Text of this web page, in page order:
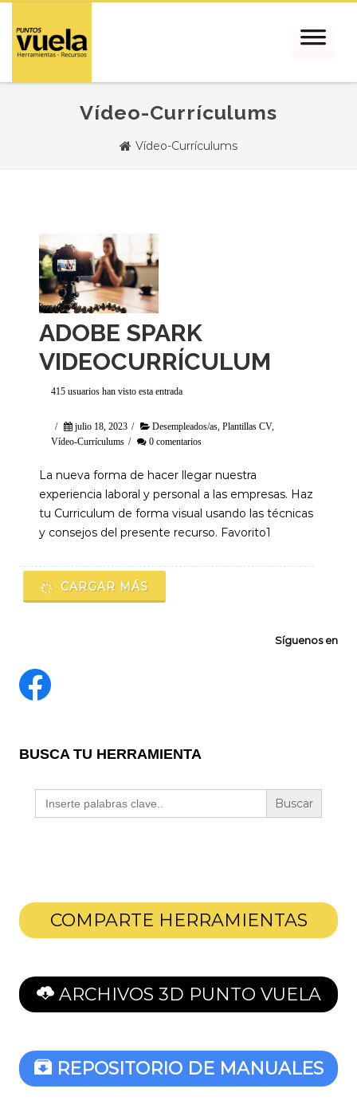
Vídeo-Currículums
Vídeo-Currículums
ADOBE SPARK
VIDEOCURRÍCULUM
415 usuarios han visto esta entrada
/ julio 18, 2023 / Desempleados/as Plantillas CV,
Vídeo-Currículums / 0 comentarios
La nueva forma de hacer llegar nuestra
experiencia laboral y personal a las empresas. Haz
tu Curriculum de forma visual usando las técnicas
y consejos del presente recurso. Favorito1
CARGAR MÁS
Síguenos en
BUSCA TU HERRAMIENTA
Buscar:
COMPARTE HERRAMIENTAS
ARCHIVOS 3D PUNTO VUELA
REPOSITORIO DE MANUALES